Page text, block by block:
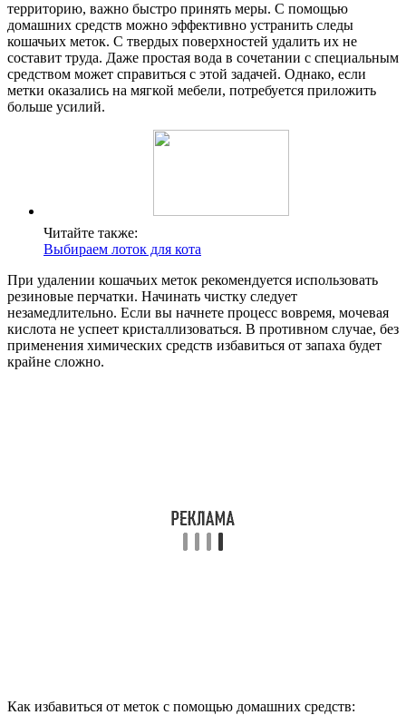
территорию, важно быстро принять меры. С помощью
домашних средств можно эффективно устранить следы
кошачьих меток. С твердых поверхностей удалить их не
составит труда. Даже простая вода в сочетании с специальным
средством может справиться с этой задачей. Однако, если
метки оказались на мягкой мебели, потребуется приложить
больше усилий.
Читайте также:
Выбираем лоток для кота
При удалении кошачьих меток рекомендуется использовать
резиновые перчатки. Начинать чистку следует
незамедлительно. Если вы начнете процесс вовремя, мочевая
кислота не успеет кристаллизоваться. В противном случае, без
применения химических средств избавиться от запаха будет
крайне сложно.
Как избавиться от меток с помощью домашних средств: